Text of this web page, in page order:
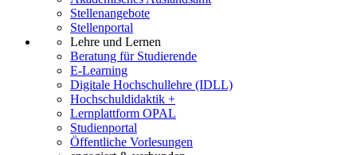
Stellenangebote
Stellenportal
Lehre und Lernen
Beratung für Studierende
E-Learning
Digitale Hochschullehre (IDLL)
Hochschuldidaktik +
Lernplattform OPAL
Studienportal
Öffentliche Vorlesungen